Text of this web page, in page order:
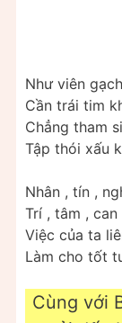
Như viên
Cần trái tim
Chẳng tham
Tập thói xấu
Nhân , tín ,
Trí , tâm ,
Việc của ta
Làm cho tốt
Cùng với